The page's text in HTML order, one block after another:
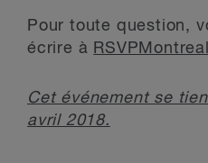
Pour toute question,
écrire à
Cet événement se
avril 2018.